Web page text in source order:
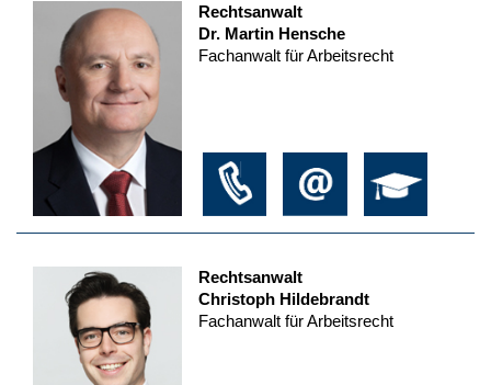
Rechtsanwalt
Dr. Martin Hensche
Fachanwalt für Arbeitsrecht
Rechtsanwalt
Christoph Hildebrandt
Fachanwalt für Arbeitsrecht